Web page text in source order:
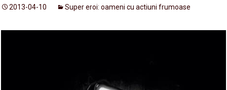
2013-04-10 Super eroi: oameni cu actiuni frumoase